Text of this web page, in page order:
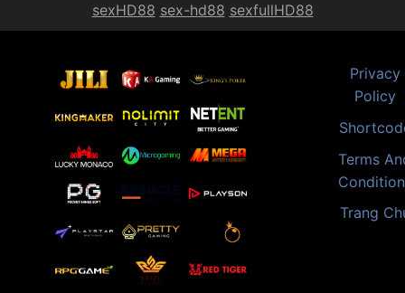
sexHD88 sex-hd88 sexfullHD88
Privacy
Policy
Terms
Trang